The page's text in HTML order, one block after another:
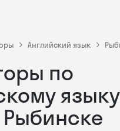
Английский язык
по
Рыбинске